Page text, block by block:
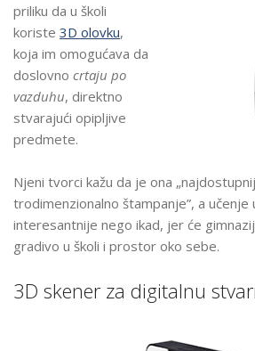
priliku da u školi
koriste 3D olovku,
koja im omogućava da
doslovno crtaju po
vazduhu, direktno
stvarajući opipljive
predmete.
Njeni tvorci kažu da je ona
trodimenzionalno štampanje”, a učenje
interesantnije nego ikad, jer će
gradivo u školi i prostor oko sebe.
3D skener za digitalnu